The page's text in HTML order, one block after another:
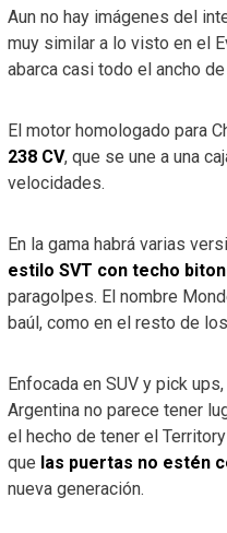
Aun no hay imágenes del
muy similar a lo visto en el
abarca casi todo el ancho
El motor homologado para
238 CV, que se une a una
velocidades.
En la gama habrá varias
estilo SVT con techo
paragolpes. El nombre
baúl, como en el resto de
Enfocada en SUV y pick
Argentina no parece tener
el hecho de tener el
que las puertas no estén
nueva generación.